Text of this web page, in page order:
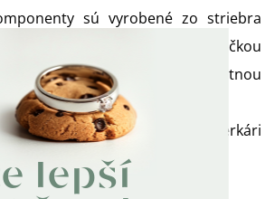
lepší
sú vyrobené zo striebra
označené puncovou značkou
značkou MOL aj štátnou
po finálny produkt vyrobili šperkári